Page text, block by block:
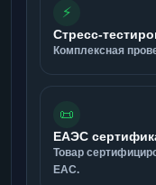
⚡
Стресс-
Комплексная
📜
ЕАЭС
Товар
ЕАС.